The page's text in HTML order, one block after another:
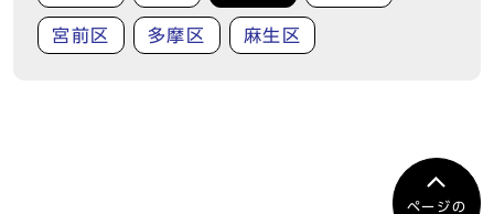
宮前区 多摩区 麻生区
ページの